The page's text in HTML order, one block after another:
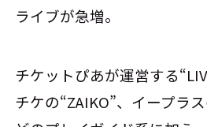
ライブが急増。
チケットぴあが運営する
チケの“ZAIKO”、イープラ